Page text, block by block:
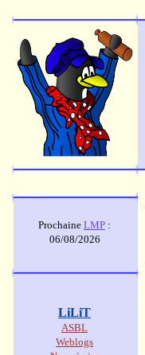
Prochaine LMP :
06/08/2026
LiLiT
ASBL
Weblogs